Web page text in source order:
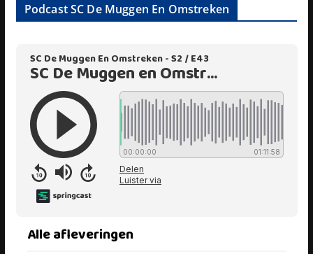
Podcast SC De Muggen En Omstreken